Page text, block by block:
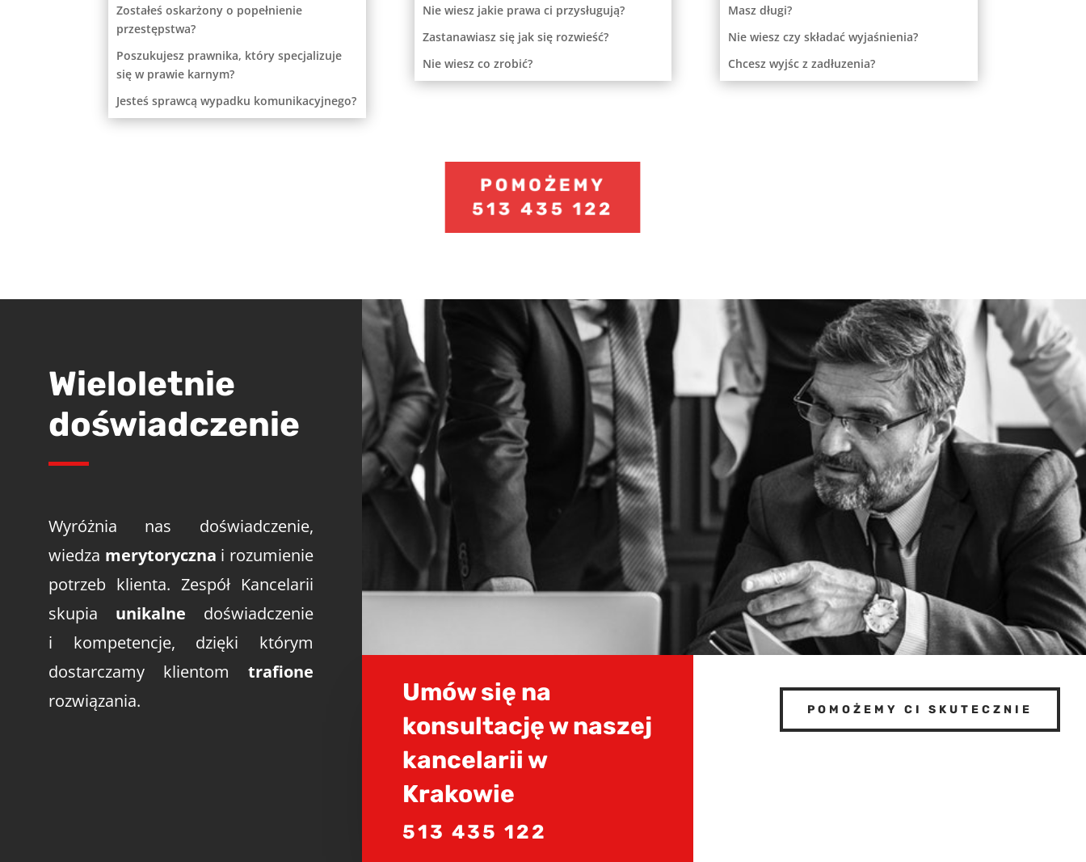
Zostałeś oskarżony o popełnienie
przestępstwa?
Poszukujesz prawnika, który specjalizuje
się w prawie karnym?
Jesteś sprawcą wypadku komunikacyjnego?
Nie wiesz jakie prawa ci przysługują?
Zastanawiasz się jak się rozwieść?
Nie wiesz co zrobić?
Masz długi?
Nie wiesz czy składać wyjaśnienia?
Chcesz wyjśc z zadłuzenia?
513 435 122
Wieloletnie
doświadczenie
Wyróżnia nas doświadczenie,
wiedza merytoryczna i rozumienie
potrzeb klienta. Zespół Kancelarii
skupia unikalne doświadczenie
i kompetencje, dzięki którym
dostarczamy klientom trafione
rozwiązania.
Umów się na
konsultację w naszej
kancelarii w
Krakowie
513 435 122
POMOŻEMY CI SKUTECZNIE